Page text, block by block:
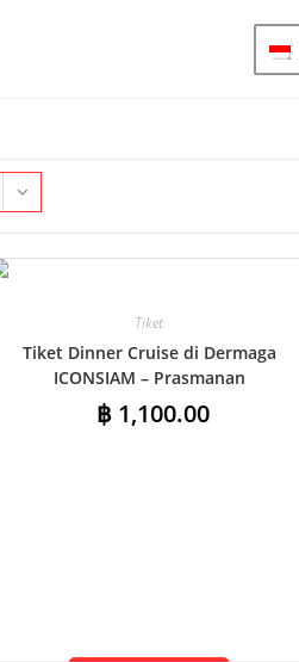
Tiket
Tiket Dinner Cruise di Dermaga
ICONSIAM – Prasmanan
Internasional
฿1,100.00